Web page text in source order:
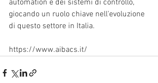
automation e dei sistemi di controllo,
giocando un ruolo chiave nell'evoluzione
di questo settore in Italia.
https://www.aibacs.it/